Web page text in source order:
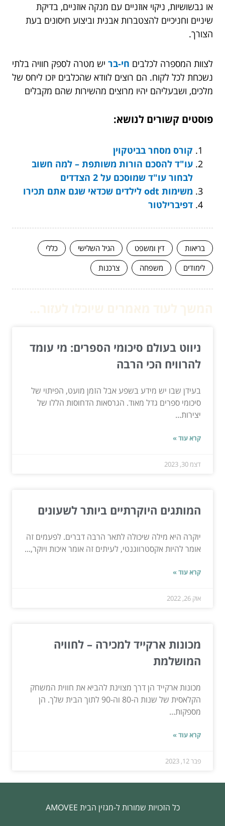
או גבשושיות, ניקוי אוזניים עם מנקה אוזניים, בדיקת
שיניים וחניכיים להצטברות אבנית וביצוע חיסונים בעת
הצורך.
לצוות המספרה לכלבים חי-בר יש מטרה לספק חוויה בלתי
נשכחת לכל לקוח. הם רוצים לוודא שהכלבים יזכו ליחס של
מלכים, ושבעליהם יהיו מרוצים מהשירות שהם מקבלים
פוסטים קשורים לנושא:
קורס מסחר בביטקוין
עו"ד להסכם הורות משותפת – למה חשוב
לבחור עו"ד שמוסכם על 2 הצדדים
משימות odt לילדים שכדאי שגם אתם תכירו
דפיברילטור
בריאות דין ומשפט הגיל השלישי
כללי
לימודים
משפחה צרכנות
ניווט בעולם סיכומי הספרים: מי עומד
להרוויח הכי הרבה
בעידן שבו יש מידע בשפע אבל הזמן מועט, הפיתוי של
סיכומי ספרים גדל מאוד. הגרסאות הדחוסות הללו של
יצירות...
קרא עוד »
דצמ 30, 2023
המותגים היוקרתיים ביותר לשעונים
יוקרה היא מילה שיכולה לתאר הרבה דברים. לפעמים זה
אומר להיות אקסטרווגנטי, לעיתים זה אומר איכות ויוקר,...
קרא עוד »
אוק 26, 2022
מכונות ארקייד למכירה – לחוויה
המושלמת
מכונות ארקייד הן דרך מצוינת להביא את חווית המשחק
הקלאסית של שנות ה-80 וה-90 לתוך הבית שלך. הן
מספקות...
קרא עוד »
פבר 12, 2023
כל הזכויות שמורות ל-מגזין הבית AMOVEE